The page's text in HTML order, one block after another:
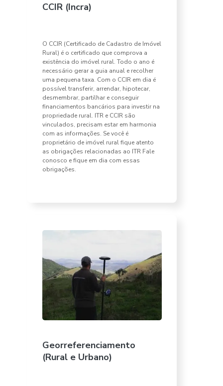
CCIR (Incra)
O CCIR (Certificado de Cadastro de Imóvel
Rural) é o certificado que comprova a
existência do imóvel rural. Todo o ano é
necessário gerar a guia anual e recolher
uma pequena taxa. Com o CCIR em dia é
possível transferir, arrendar, hipotecar,
desmembrar, partilhar e conseguir
financiamentos bancários para investir na
propriedade rural. ITR e CCIR são
vinculados, precisam estar em harmonia
com as informações. Se você é
proprietário de imóvel rural fique atento
as obrigações relacionadas ao ITR Fale
conosco e fique em dia com essas
obrigações.
Georreferenciamento
(Rural e Urbano)